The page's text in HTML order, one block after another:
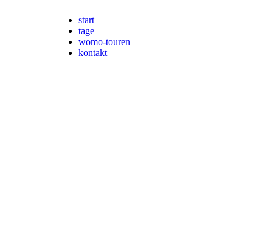
start
tage
womo-touren
kontakt